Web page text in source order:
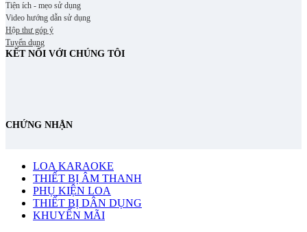
Tiện ích - mẹo sử dụng
Video hướng dẫn sử dụng
Hộp thư góp ý
Tuyển dụng
KẾT NỐI VỚI CHÚNG TÔI
CHỨNG NHẬN
LOA KARAOKE
THIẾT BỊ ÂM THANH
PHỤ KIỆN LOA
THIẾT BỊ DÂN DỤNG
KHUYẾN MÃI